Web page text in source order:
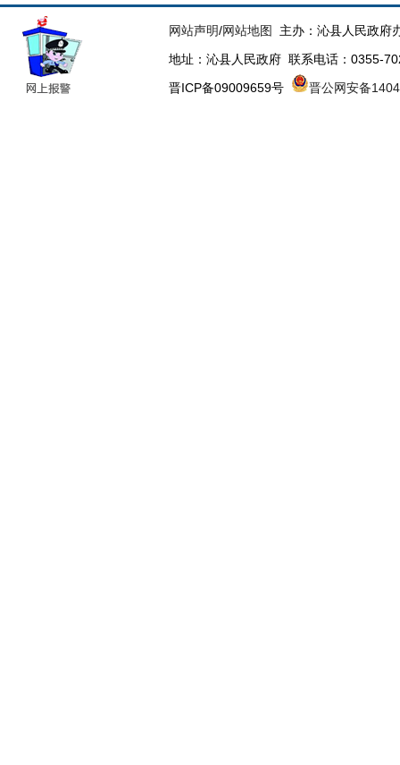
网站声明/网站地图
主办：沁县人民政府
地址：沁县人民政府 联系电话：0355-
晋ICP备09009659号
晋公网安备